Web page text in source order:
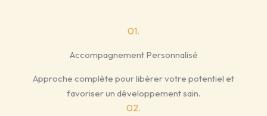
01.
Accompagnement Personnalisé
Approche complète pour libérer votre potentiel et
favoriser un développement sain.
02.